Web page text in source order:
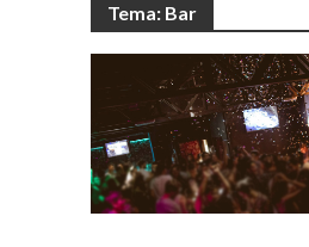
Tema: Bar